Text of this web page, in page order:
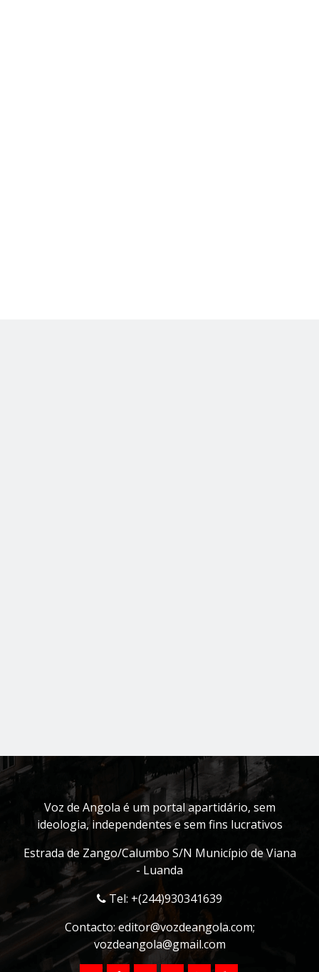
Voz de Angola é um portal apartidário, sem
ideologia, independentes e sem fins lucrativos
Estrada de Zango/Calumbo S/N Município de Viana
- Luanda
Tel: +(244)930341639
Contacto:editor@vozdeangola.com;
vozdeangola@gmail.com